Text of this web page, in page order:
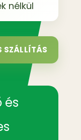
nélkül
SZÁLLÍTÁS
és